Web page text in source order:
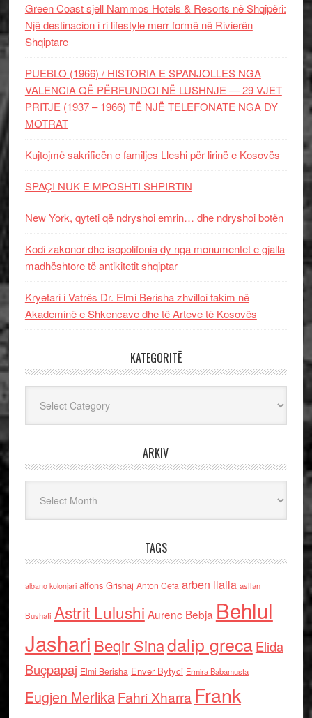
Green Coast sjell Nammos Hotels & Resorts në Shqipëri:
Një destinacion i ri lifestyle merr formë në Rivierën
Shqiptare
PUEBLO (1966) / HISTORIA E SPANJOLLES NGA
VALENCIA QË PËRFUNDOI NË LUSHNJE — 29 VJET
PRITJE (1937 – 1966) TË NJË TELEFONATE NGA DY
MOTRAT
Kujtojmë sakrificën e familjes Lleshi për lirinë e Kosovës
SPAÇI NUK E MPOSHTI SHPIRTIN
New York, qyteti që ndryshoi emrin… dhe ndryshoi botën
Kodi zakonor dhe isopolifonia dy nga monumentet e gjalla
madhështore të antikitetit shqiptar
Kryetari i Vatrës Dr. Elmi Berisha zhvilloi takim në
Akademinë e Shkencave dhe të Arteve të Kosovës
KATEGORITË
ARKIV
TAGS
albano kolonjari alfons Grishaj Anton Cefa arben llalla asllan
Bushati Astrit Lulushi Aurenc Bebja Behlul
Jashari Beqir Sinadalip grecaElida
Buçpapaj Elmi Berisha Enver Bytyci Ermira Babamusta
Eugjen MerlikaFahri Xharra Frank